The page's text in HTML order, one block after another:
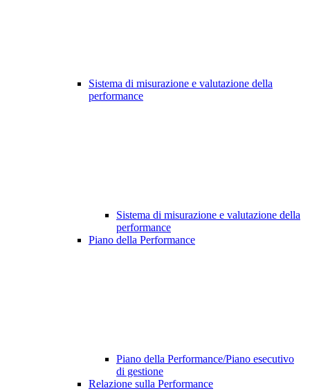
Sistema di misurazione e valutazione della
performance
Sistema di misurazione e valutazione della
performance
Piano della Performance
Piano della Performance/Piano esecutivo
di gestione
Relazione sulla Performance